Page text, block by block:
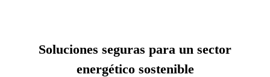
Soluciones seguras para un sector
energético sostenible